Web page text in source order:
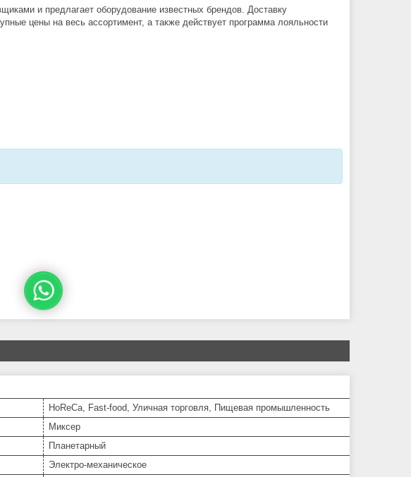
и предлагает оборудование известных брендов. Доставку
цены на весь ассортимент, а также действует программа лояльности
HoReCa, Fast-food, Уличная торговля, Пищевая промышленность
Миксер
Планетарный
Электро-механическое